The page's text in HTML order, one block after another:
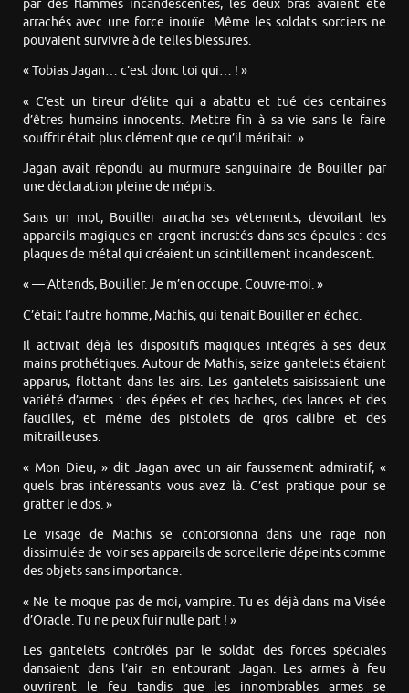
par des flammes incandescentes, les deux bras avaient été
arrachés avec une force inouïe. Même les soldats sorciers ne
pouvaient survivre à de telles blessures.
« Tobias Jagan… c’est donc toi qui… ! »
« C’est un tireur d’élite qui a abattu et tué des centaines
d’êtres humains innocents. Mettre fin à sa vie sans le faire
souffrir était plus clément que ce qu’il méritait. »
Jagan avait répondu au murmure sanguinaire de Bouiller par
une déclaration pleine de mépris.
Sans un mot, Bouiller arracha ses vêtements, dévoilant les
appareils magiques en argent incrustés dans ses épaules : des
plaques de métal qui créaient un scintillement incandescent.
« — Attends, Bouiller. Je m’en occupe. Couvre-moi. »
C’était l’autre homme, Mathis, qui tenait Bouiller en échec.
Il activait déjà les dispositifs magiques intégrés à ses deux
mains prothétiques. Autour de Mathis, seize gantelets étaient
apparus, flottant dans les airs. Les gantelets saisissaient une
variété d’armes : des épées et des haches, des lances et des
faucilles, et même des pistolets de gros calibre et des
mitrailleuses.
« Mon Dieu, » dit Jagan avec un air faussement admiratif, «
quels bras intéressants vous avez là. C’est pratique pour se
gratter le dos. »
Le visage de Mathis se contorsionna dans une rage non
dissimulée de voir ses appareils de sorcellerie dépeints comme
des objets sans importance.
« Ne te moque pas de moi, vampire. Tu es déjà dans ma Visée
d’Oracle. Tu ne peux fuir nulle part ! »
Les gantelets contrôlés par le soldat des forces spéciales
dansaient dans l’air en entourant Jagan. Les armes à feu
ouvrirent le feu tandis que les innombrables armes se